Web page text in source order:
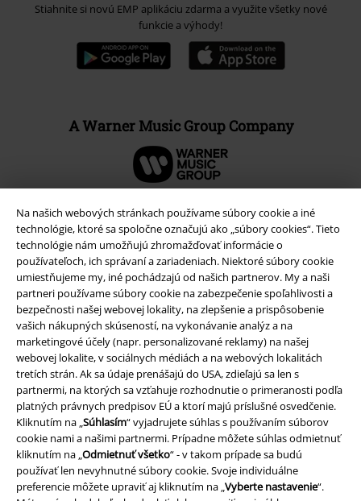
Na našich webových stránkach používame súbory cookie a iné
technológie, ktoré sa spoločne označujú ako „súbory cookies“. Tieto
technológie nám umožňujú zhromažďovať informácie o
používateľoch, ich správaní a zariadeniach. Niektoré súbory cookie
umiestňujeme my, iné pochádzajú od našich partnerov. My a naši
partneri používame súbory cookie na zabezpečenie spoľahlivosti a
bezpečnosti našej webovej lokality, na zlepšenie a prispôsobenie
vašich nákupných skúseností, na vykonávanie analýz a na
marketingové účely (napr. personalizované reklamy) na našej
webovej lokalite, v sociálnych médiách a na webových lokalitách
tretích strán. Ak sa údaje prenášajú do USA, zdieľajú sa len s
partnermi, na ktorých sa vzťahuje rozhodnutie o primeranosti podľa
platných právnych predpisov EÚ a ktorí majú príslušné osvedčenie.
Kliknutím na „Súhlasím“ vyjadrujete súhlas s používaním súborov
cookie nami a našimi partnermi. Prípadne môžete súhlas odmietnuť
kliknutím na „Odmietnuť všetko“ - v takom prípade sa budú
používať len nevyhnutné súbory cookie. Svoje individuálne
preferencie môžete upraviť aj kliknutím na „Vyberte nastavenie“.
Stiahnite si novú EMP aplikáciu zdarma a využite všetky nové
funkcie a výhody!
A Warner Music Group Company
Právne informácie
Podmienky
Imprint
Ochrana osobných údajov
Likvidácia odpadu a ochrana životného prostredia